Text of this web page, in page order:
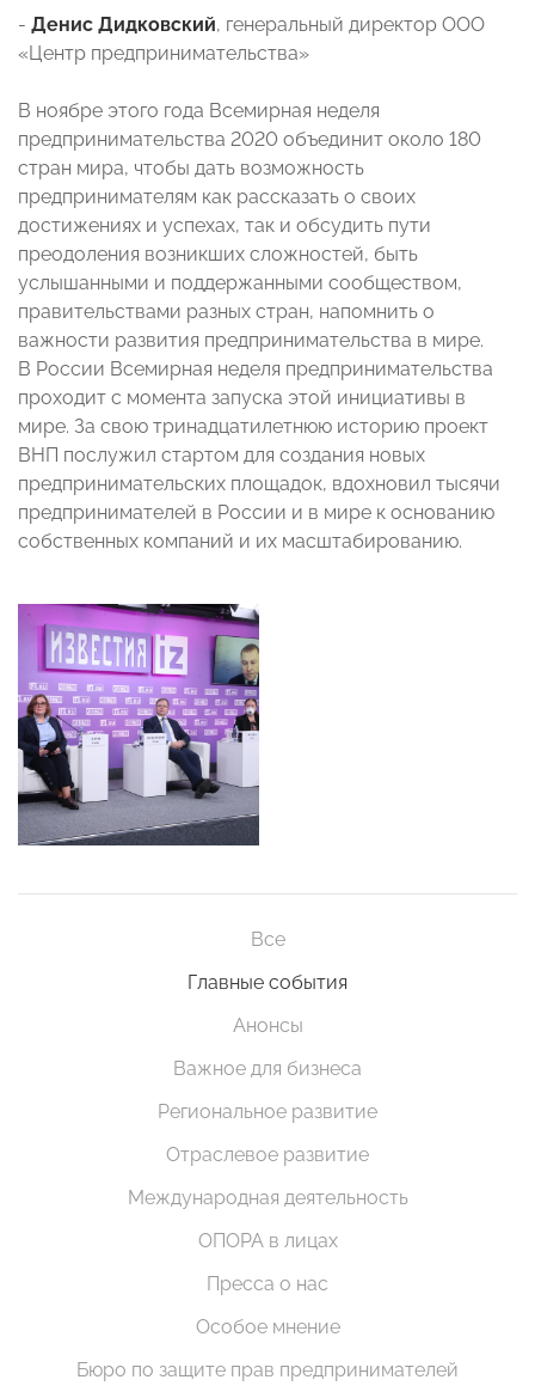
- Денис Дидковский, генеральный директор ООО
«Центр предпринимательства»
В ноябре этого года Всемирная неделя
предпринимательства 2020 объединит около 180
стран мира, чтобы дать возможность
предпринимателям как рассказать о своих
достижениях и успехах, так и обсудить пути
преодоления возникших сложностей, быть
услышанными и поддержанными сообществом,
правительствами разных стран, напомнить о
важности развития предпринимательства в мире.
В России Всемирная неделя предпринимательства
проходит с момента запуска этой инициативы в
мире. За свою тринадцатилетнюю историю проект
ВНП послужил стартом для создания новых
предпринимательских площадок, вдохновил тысячи
предпринимателей в России и в мире к основанию
собственных компаний и их масштабированию.
Все
Главные события
Анонсы
Важное для бизнеса
Региональное развитие
Отраслевое развитие
Международная деятельность
ОПОРА в лицах
Пресса о нас
Особое мнение
Бюро по защите прав предпринимателей